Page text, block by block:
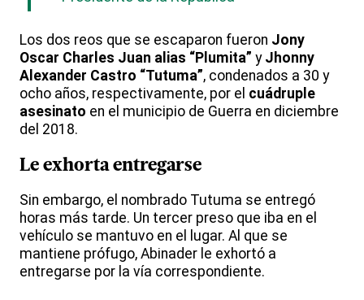
Los dos reos que se escaparon fueron Jony
Oscar Charles Juan alias “Plumita” yJhonny
Alexander Castro “Tutuma”, condenados a 30 y
ocho años, respectivamente, por el cuádruple
asesinato en el municipio de Guerra en diciembre
del 2018.
Le exhorta entregarse
Sin embargo, el nombrado Tutuma se entregó
horas más tarde. Un tercer preso que iba en el
vehículo se mantuvo en el lugar. Al que se
mantiene prófugo, Abinader le exhortó a
entregarse por la vía correspondiente.